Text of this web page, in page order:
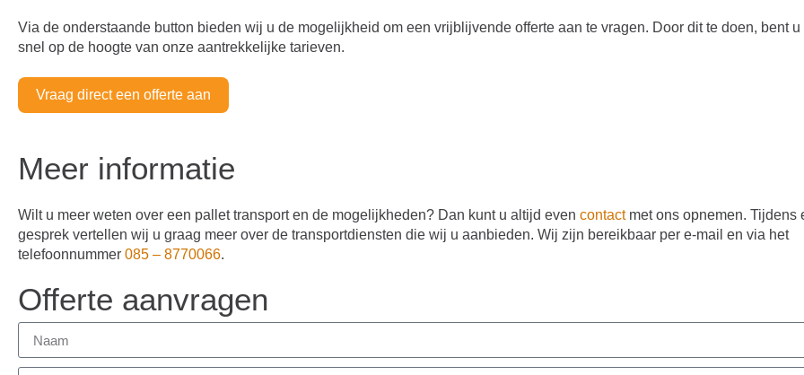
Via de onderstaande button bieden wij u de mogelijkheid om een vrijblijvende offerte aan te vragen. Door dit te doen, bent u
snel op de hoogte van onze aantrekkelijke tarieven.
Vraag direct een offerte aan
Meer informatie
Wilt u meer weten over een pallet transport en de mogelijkheden? Dan kunt u altijd even contactmet ons opnemen. Tijdens
gesprek vertellen wij u graag meer over de transportdiensten die wij u aanbieden. Wij zijn bereikbaar per e-mail en via het
telefoonnummer 085 – 8770066.
Offerte aanvragen